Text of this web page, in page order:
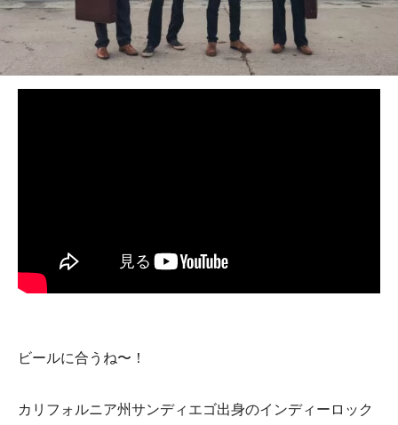
ビールに合うね〜！
カリフォルニア州サンディエゴ出身のインディーロック